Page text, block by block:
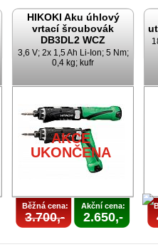
HIKOKI Aku úhlový
vrtací šroubovák
DB3DL2 WCZ
3,6 V; 2x 1,5 Ah Li-Ion; 5 Nm;
0,4 kg; kufr
AKCE
UKONČENA
Běžná cena:
3.700,-
Akční cena:
2.650,-